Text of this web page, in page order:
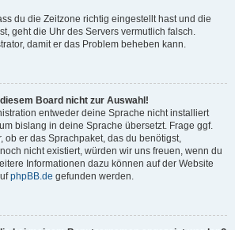
du die Zeitzone richtig eingestellt hast und die
geht die Uhr des Servers vermutlich falsch.
damit er das Problem beheben kann.
Board nicht zur Auswahl!
entweder deine Sprache nicht installiert
bislang in deine Sprache übersetzt. Frage ggf.
ob er das Sprachpaket, das du benötigst,
nicht existiert, würden wir uns freuen, wenn du
Informationen dazu können auf der Website
phpBB.de gefunden werden.